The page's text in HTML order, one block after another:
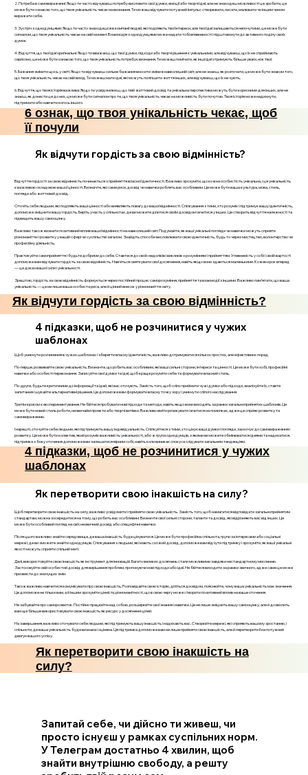
2. Потреба в самовираженні: Якщо ти часто відчуваєш потребу висловити свої думки, емоції або творчі ідеї, але не знаходиш можливості це зробити, це
може бути ознакою того, що твоя унікальність чекає на визнання. Ти можеш відчувати потужний імпульс створювати, писати, малювати чи іншим чином
виражати себе.
3. Зустріч з однодумцями: Якщо ти часто знаходишся в компанії людей, які поділяють твої інтереси, але твої ідеї залишаються непочутими, це може бути
сигналом, що твоя унікальність чекає на свій момент. Взаємодія з однодумцями може надати тобі впевненості і підштовхнути до активного поділу своїх
думок.
4. Відчуття, що твої ідеї оригінальні: Якщо ти вважаєш, що твої думки, підходи або творчі рішення є унікальними, але відчуваєш, що їх не сприймають
серйозно, це може бути ознакою того, що твоя унікальність потребує визнання. Ти можеш помічати, як інші ідеї отримують більше уваги, ніж твої.
5. Бажання змінити щось у світі: Якщо ти відчуваєш сильне бажання вносити зміни в навколишній світ, але не знаєш, як розпочати, це може бути знаком того,
що твоя унікальність чекає на свій вихід. Ти можеш мати ідеї, які можуть поліпшити життя інших, але відчуваєш, що їх не чують.
6. Відчуття, що твоя історія важлива: Якщо ти усвідомлюєш, що твій життєвий досвід та унікальна перспектива можуть бути корисними для інших, але не
знаєш, як донести це до них, це може бути сигналом про те, що твоя унікальність чекає на можливість бути почутою. Твоя історія може надихнути,
підтримати або навчити когось іншого.
6 ознак, що твоя унікальність чекає, щоб
її почули
Як відчути гордість за свою відмінність?
Відчуття гордості за свою відмінність починається з прийняття власної ідентичності. Важливо зрозуміти, що кожна особистість унікальна, і ця унікальність
є важливою складовою вашої цінності. Визначте, які саме риси, досвід чи навички роблять вас особливим. Це може бути ваша культура, мова, стиль,
погляди або життєвий досвід.
Оточіть себе людьми, які поділяють ваші цінності або виявляють повагу до вашої відмінності. Спілкування з тими, хто розуміє і підтримує вашу ідентичність,
допоможе зміцнити вашу гордість. Беріть участь у спільнотах, де ви можете ділитися своїм досвідом і вчитися у інших. Це створить відчуття належності та
підвищить вашу самооцінку.
Важливо також визнати позитивний вплив вашої відмінності на навколишній світ. Подумайте, як ваші унікальні погляди чи навички можуть сприяти
різноманіттю і розвитку у вашій сфері чи суспільстві загалом. Знайдіть способи висловлювати свою ідентичність, будь то через мистецтво, волонтерство чи
професійну діяльність.
Практикуйте самоприйняття і будьте добрими до себе. Ставтеся до своїх недоліків і викликів з розумінням і прийняттям. Упевненість у собі і своїй вартості
допоможе вам відчувати гордість за свою відмінність. Навчіться святкувати свої досягнення, навіть якщо вони здаються маленькими. Кожен крок вперед
— це доказ вашої сили і унікальності.
Зрештою, гордість за свою відмінність формується через постійний процес саморозуміння, прийняття та взаємодії з іншими. Важливо пам’ятати, що ваша
унікальність — це не лише ваша особиста риса, але й цінний внесок у різноманіття світу.
Як відчути гордість за свою відмінність?
4 підказки, щоб не розчинитися у чужих
шаблонах
Щоб уникнути розчинення в чужих шаблонах і зберегти власну ідентичність, важливо дотримуватися кількох простих, але ефективних порад.
По-перше, розвивайте свою унікальність. Визначте, що робить вас особливим, які ваші сильні сторони, інтереси та цінності. Це може бути хобі, професійні
навички або особисті переконання. Записуйте свої думки та ідеї, щоб краще розуміти себе та формувати власний стиль.
По-друге, будьте критичними до інформації та ідей, які вас оточують. Замість того, щоб сліпо приймати чужі думки або підходи, аналізуйте їх, ставте
запитання і шукайте альтернативні рішення. Це допоможе вам формувати власну точку зору і уникнути сліпого наслідування.
Третім кроком є експериментування. Не бійтеся пробувати нові підходи та методи, навіть якщо вони виходять за рамки загальноприйнятих шаблонів. Це
може бути новий стиль роботи, незвичайні проекти або творчі витівки. Важливо вміти ризикувати і вчитися на помилках, адже це сприяє розвитку та
самовираженню.
І нарешті, оточуйте себе людьми, які підтримують вашу індивідуальність. Спілкуйтеся з тими, хто цінує ваші думки і погляди, заохочує до самовираження і
розвитку. Це може бути колектив, який розуміє важливість унікальності, або ж група однодумців, з якими ви можете обмінюватися ідеями та надихатися.
підтримка з боку оточення допоможе вам залишатися вірним собі, навіть коли виникає спокуса слідувати загальним тенденціям.
4 підказки, щоб не розчинитися у чужих
шаблонах
Як перетворити свою інакшість на силу?
Щоб перетворити свою інакшість на силу, важливо усвідомити і прийняти свою унікальність. Замість того, щоб намагатися відповідати загальноприйнятим
стандартам, можна зосередитися на тому, що робить вас особливим. Визначте свої сильні сторони, таланти та досвід, які відрізняють вас від інших. Це
може бути особливий погляд на світ, незвичний досвід або специфічні навички.
Після цього важливо знайти середовище, де ваша інакшість буде цінуватися. Це може бути професійна спільнота, групи за інтересами або соціальні
мережі, де ви зможете знайти однодумців. Спілкування з людьми, які мають схожий досвід, допоможе вам відчути підтримку і зрозуміти, як ваші унікальні
якості можуть сприяти спільній меті.
Далі, використовуйте свою інакшість як інструмент для інновацій. Багато великих досягнень стали можливими завдяки нестандартному мисленню.
Застосовуйте свій особистий досвід для вирішення проблем, пропонуючи нові підходи або ідеї. Не бійтеся виходити за рамки звичного, адже саме це може
призвести до значущих змін.
Також важливо навчитися комунікувати про свою інакшість. Розповідайте свою історію, діліться досвідом, пояснюйте, чому ваша унікальність має значення.
Це допоможе не тільки вам, а й іншим зрозуміти цінність різноманітності, що в свою чергу може створити позитивний вплив на ваше оточення.
Не забувайте про саморозвиток. Постійно працюйте над собою, розширюйте свої знання і навички. Це не лише зміцнить вашу самооцінку, але й дозволить
вам ще більше використовувати свою інакшість як ресурс у досягненні цілей.
На завершення, важливо оточувати себе людьми, які підтримують вашу інакшість і надихають вас. Створюйте мережі, які сприяють вашому зростанню, і
спільноти, де ваша унікальність буде визнана і оцінена. Ця підтримка допоможе вам не лише прийняти свою інакшість, але й перетворити її на потужний
двигун вашого успіху.
Як перетворити свою інакшість на
силу?
Запитай себе, чи дійсно ти живеш, чи
просто існуєш у рамках суспільних норм.
У Телеграм достатньо 4 хвилин, щоб
знайти внутрішню свободу, а решту